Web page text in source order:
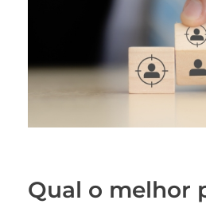
Qual o melhor